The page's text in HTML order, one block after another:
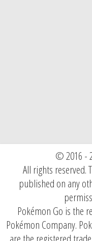
© 2016 -
All rights reserved.
published on any
Pokémon Go is the
Pokémon Company.